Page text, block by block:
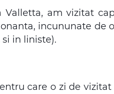
am vizitat
incununate de
in liniste).
care o zi de